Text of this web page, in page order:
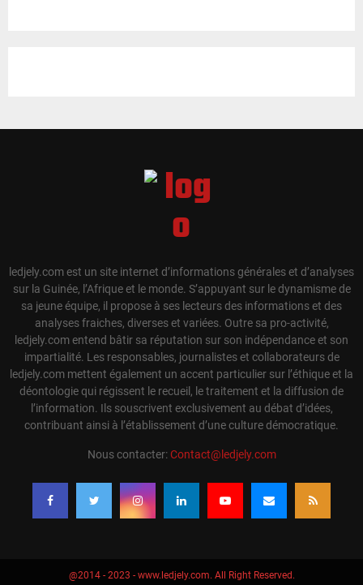
ledjely.com est un site internet d’informations générales et d’analyses
sur la Guinée, l’Afrique et le monde. S’appuyant sur le dynamisme de
sa jeune équipe, il propose à ses lecteurs des informations et des
analyses fraiches, diverses et variées. Outre sa pro-activité,
ledjely.com entend bâtir sa réputation sur son indépendance et son
impartialité. Les responsables, journalistes et collaborateurs de
ledjely.com mettent également un accent particulier sur l’éthique et la
déontologie qui régissent le recueil, le traitement et la diffusion de
l’information. Ils souscrivent exclusivement au débat d’idées,
contribuant ainsi à l’établissement d’une culture démocratique.
Nous contacter:Contact@ledjely.com
@2014 - 2023 - www.ledjely.com. All Right Reserved.